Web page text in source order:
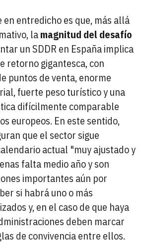
en entredicho es que, más allá
lamagnitud del desafío
un SDDR en España implica
retorno gigantesca, con
puntos de venta, enorme
fuerte peso turístico y una
difícilmente comparable
europeos. En este sentido,
que el sector sigue
actual "muy ajustado y
falta medio año y son
importantes aún por
si habrá uno o más
y, en el caso de que haya
deben marcar
de convivencia entre ellos.